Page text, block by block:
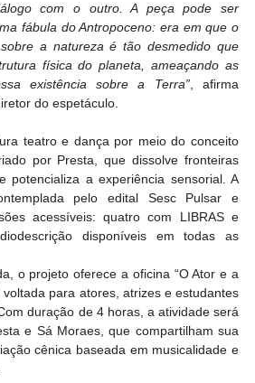
com o outro. A peça pode ser
fábula do Antropoceno: era em que o
a natureza é tão desmedido que
física do planeta, ameaçando as
existência sobre a Terra”, afirma
do espetáculo.
teatro e dança por meio do conceito
por Presta, que dissolve fronteiras
potencializa a experiência sensorial. A
pelo edital Sesc Pulsar e
acessíveis: quatro com LIBRAS e
disponíveis em todas as
o projeto oferece a oficina “O Ator e a
voltada para atores, atrizes e estudantes
duração de 4 horas, a atividade será
e Sá Moraes, que compartilham sua
cênica baseada em musicalidade e